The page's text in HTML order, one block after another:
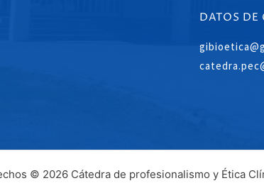
DATOS DE
© 2026 Cátedra de profesionalismo y Ética